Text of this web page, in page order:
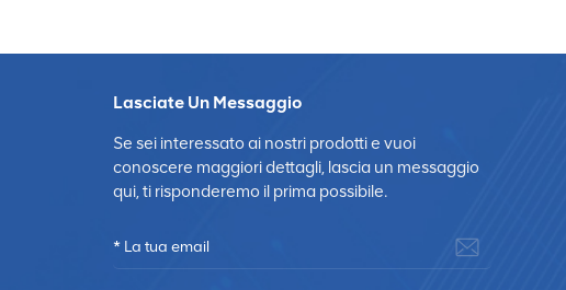
Lasciate Un Messaggio
Se sei interessato ai nostri prodotti e vuoi
conoscere maggiori dettagli, lascia un messaggio
qui, ti risponderemo il prima possibile.